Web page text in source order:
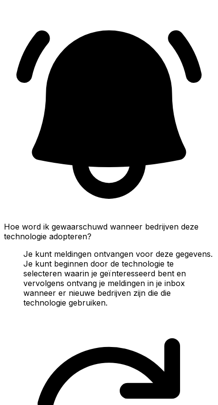
Hoe word ik gewaarschuwd wanneer bedrijven deze
technologie adopteren?
Je kunt meldingen ontvangen voor deze gegevens.
Je kunt beginnen door de technologie te
selecteren waarin je geïnteresseerd bent en
vervolgens ontvang je meldingen in je inbox
wanneer er nieuwe bedrijven zijn die die
technologie gebruiken.